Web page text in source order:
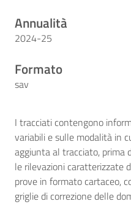
Annualità
2024-25
Formato
sav
I tracciati contengono
variabili e sulle modalità in
aggiunta al tracciato, prima
le rilevazioni caratterizzate
prove in formato cartaceo,
griglie di correzione delle